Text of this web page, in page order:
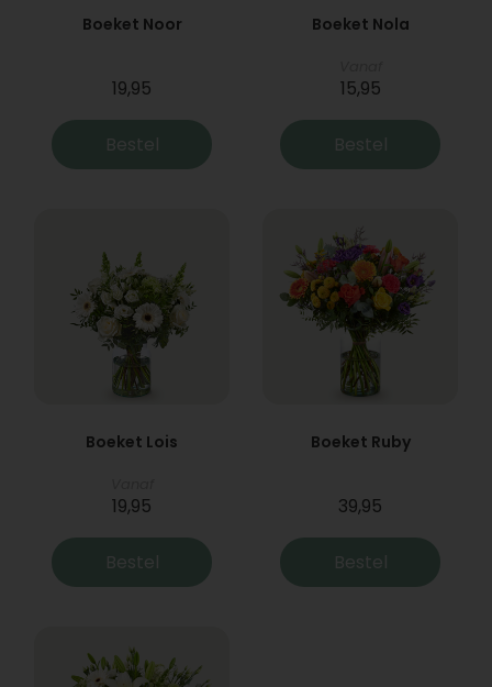
Boeket Noor
19,95
Bestel
Boeket Nola
15,95
Bestel
Boeket Lois
19,95
Bestel
Boeket Ruby
39,95
Bestel